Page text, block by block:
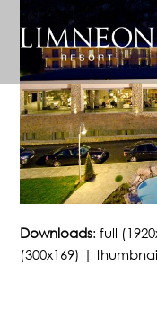
Downloads:full
(300x169) |